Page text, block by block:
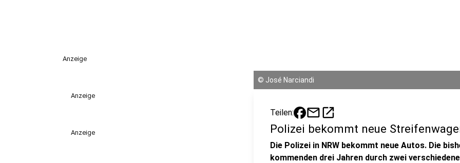
Anzeige
Anzeige
Anzeige
© José Narciandi
Teilen: mailopen_in_new
Polizei bekommt neue
Die Polizei in NRW bekommt neue Autos. Die
kommenden drei Jahren durch zwei